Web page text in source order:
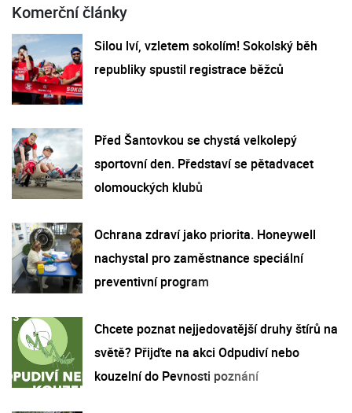
Komerční články
Silou lví, vzletem sokolím! Sokolský běh
republiky spustil registrace běžců
Před Šantovkou se chystá velkolepý
sportovní den. Představí se pětadvacet
olomouckých klubů
Ochrana zdraví jako priorita. Honeywell
nachystal pro zaměstnance speciální
preventivní program
Chcete poznat nejjedovatější druhy štírů na
světě? Přijďte na akci Odpudiví nebo
kouzelní do Pevnosti poznání